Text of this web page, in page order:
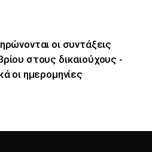
οι συντάξεις
στους δικαιούχους -
οι ημερομηνίες